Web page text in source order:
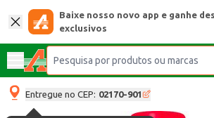
Baixe nosso novo app e ganhe
exclusivos
Entregue no CEP: 02170-901